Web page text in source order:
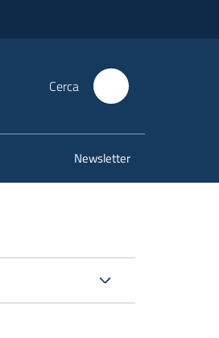
Cerca
Newsletter